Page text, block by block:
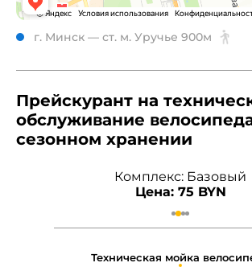
г. Минск — ст. м. Уручье 900м
Прейскурант на
обслуживание
сезонном хранении
Комплекс: Базовый
Цена: 75 BYN
Техническая мойка